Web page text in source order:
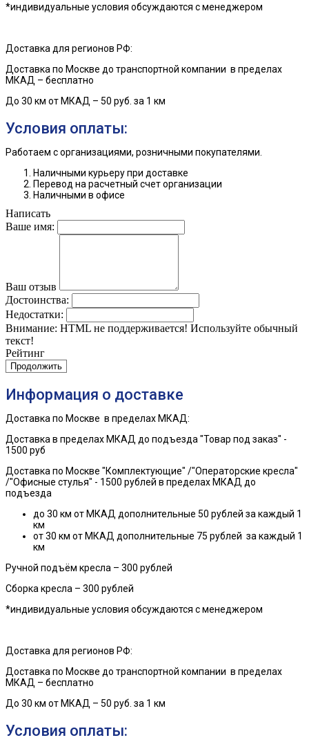
*индивидуальные условия обсуждаются с менеджером
Доставка для регионов РФ:
Доставка по Москве до транспортной компании в пределах
МКАД – бесплатно
До 30 км от МКАД – 50 руб. за 1 км
Условия оплаты:
Работаем с организациями, розничными покупателями.
Наличными курьеру при доставке
Перевод на расчетный счет организации
Наличными в офисе
Написать
Ваше имя:
Ваш отзыв
Достоинства:
Недостатки:
Внимание: HTML не поддерживается! Используйте обычный
текст!
Рейтинг
Продолжить
Информация о доставке
Доставка по Москве в пределах МКАД:
Доставка в пределах МКАД до подъезда "Товар под заказ" -
1500 руб
Доставка по Москве "Комплектующие" /"Операторские кресла"
/"Офисные стулья" - 1500 рублей в пределах МКАД до
подъезда
до 30 км от МКАД дополнительные 50 рублей за каждый 1
км
от 30 км от МКАД дополнительные 75 рублей за каждый 1
км
Ручной подъём кресла – 300 рублей
Сборка кресла – 300 рублей
*индивидуальные условия обсуждаются с менеджером
Доставка для регионов РФ:
Доставка по Москве до транспортной компании в пределах
МКАД – бесплатно
До 30 км от МКАД – 50 руб. за 1 км
Условия оплаты: